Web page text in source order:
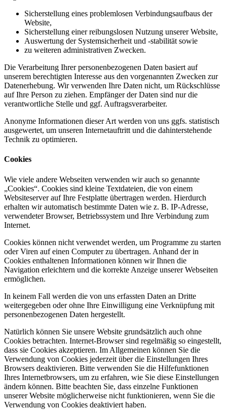
Sicherstellung eines problemlosen Verbindungsaufbaus der
Website,
Sicherstellung einer reibungslosen Nutzung unserer Website,
Auswertung der Systemsicherheit und -stabilität sowie
zu weiteren administrativen Zwecken.
Die Verarbeitung Ihrer personenbezogenen Daten basiert auf
unserem berechtigten Interesse aus den vorgenannten Zwecken zur
Datenerhebung. Wir verwenden Ihre Daten nicht, um Rückschlüsse
auf Ihre Person zu ziehen. Empfänger der Daten sind nur die
verantwortliche Stelle und ggf. Auftragsverarbeiter.
Anonyme Informationen dieser Art werden von uns ggfs. statistisch
ausgewertet, um unseren Internetauftritt und die dahinterstehende
Technik zu optimieren.
Cookies
Wie viele andere Webseiten verwenden wir auch so genannte
„Cookies“. Cookies sind kleine Textdateien, die von einem
Websiteserver auf Ihre Festplatte übertragen werden. Hierdurch
erhalten wir automatisch bestimmte Daten wie z. B. IP-Adresse,
verwendeter Browser, Betriebssystem und Ihre Verbindung zum
Internet.
Cookies können nicht verwendet werden, um Programme zu starten
oder Viren auf einen Computer zu übertragen. Anhand der in
Cookies enthaltenen Informationen können wir Ihnen die
Navigation erleichtern und die korrekte Anzeige unserer Webseiten
ermöglichen.
In keinem Fall werden die von uns erfassten Daten an Dritte
weitergegeben oder ohne Ihre Einwilligung eine Verknüpfung mit
personenbezogenen Daten hergestellt.
Natürlich können Sie unsere Website grundsätzlich auch ohne
Cookies betrachten. Internet-Browser sind regelmäßig so eingestellt,
dass sie Cookies akzeptieren. Im Allgemeinen können Sie die
Verwendung von Cookies jederzeit über die Einstellungen Ihres
Browsers deaktivieren. Bitte verwenden Sie die Hilfefunktionen
Ihres Internetbrowsers, um zu erfahren, wie Sie diese Einstellungen
ändern können. Bitte beachten Sie, dass einzelne Funktionen
unserer Website möglicherweise nicht funktionieren, wenn Sie die
Verwendung von Cookies deaktiviert haben.